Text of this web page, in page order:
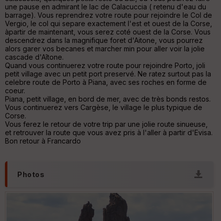
tu
re
IG
N
Aff
he
r
d
p
ar
ar
une pause en admirant le lac de Calacuccia ( retenu d'eau du
barrage). Vous reprendrez votre route pour rejoindre le Col de
Vergio, le col qui separe exactement l'est et ouest de la Corse,
àpartir de maintenant, vous serez coté ouest de la Corse. Vous
descendrez dans la magnifique foret d'Aitone, vous pourrez
alors garer vos becanes et marcher min pour aller voir la jolie
cascade d'Aîtone.
Quand vous continuerez votre route pour rejoindre Porto, joli
petit village avec un petit port preservé. Ne ratez surtout pas la
celebre route de Porto à Piana, avec ses roches en forme de
coeur.
Piana, petit village, en bord de mer, avec de très bonds restos.
Vous continuerez vers Cargèse, le village le plus typique de
Corse.
Vous ferez le retour de votre trip par une jolie route sinueuse,
et retrouver la route que vous avez pris à l'aller à partir d'Evisa.
Bon retour à Francardo
Photos